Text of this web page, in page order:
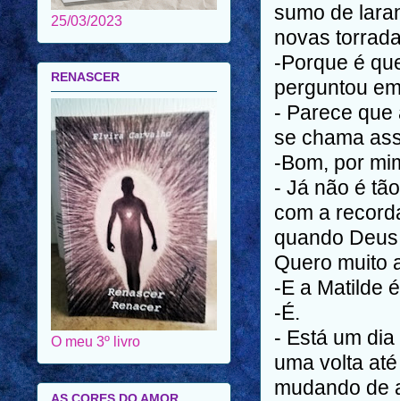
sumo de
novas
-Porque é
perguntou
- Parece que
se chama
-Bom, por
- Já não é
com a
quando
Quero muito
-E a Matilde
-É.
- Está um
uma volta
mudando de
25/03/2023
RENASCER
O meu 3º livro
AS CORES DO AMOR